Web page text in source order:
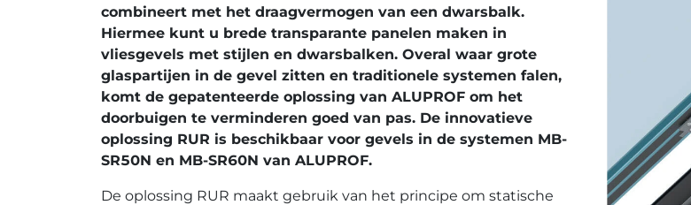
combineert met het draagvermogen van een dwarsbalk.
Hiermee kunt u brede transparante panelen maken in
vliesgevels met stijlen en dwarsbalken. Overal waar grote
glaspartijen in de gevel zitten en traditionele systemen falen,
komt de gepatenteerde oplossing van ALUPROF om het
doorbuigen te verminderen goed van pas. De innovatieve
oplossing RUR is beschikbaar voor gevels in de systemen MB-
SR50N en MB-SR60N van ALUPROF.
De oplossing RUR maakt gebruik van het principe om statische